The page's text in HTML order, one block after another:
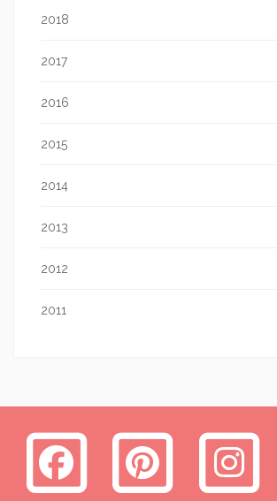
2018
2017
2016
2015
2014
2013
2012
2011